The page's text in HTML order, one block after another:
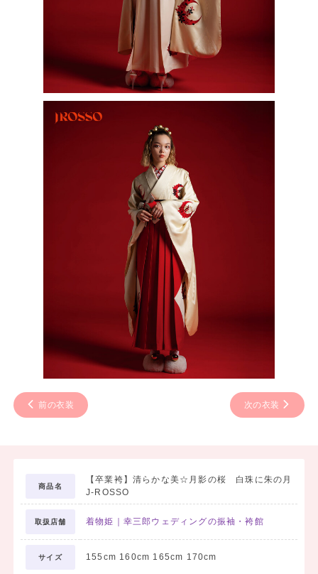
前の衣装 次の衣装
商品名
【卒業袴】清らかな美☆月影の桜 白珠に朱の月
J-ROSSO
取扱店舗 着物姫｜幸三郎ウェディングの振袖・袴館
サイズ 155cm 160cm 165cm 170cm